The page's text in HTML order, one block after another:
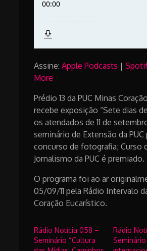
Assine:Apple Podcasts |
More
Prédio 13 da PUC Minas
recebe exposição “Sete dias
os atendados de 11 de
seminário de Extensão da
concurso de fotografia; Curso
Jornalismo da PUC é premiado.
O programa foi ao ar
05/09/11 pela Rádio Intervalo
Coração Eucarístico.
Rádio Notícia 058 –
Seminário “Cultura
Rádio
Seminário